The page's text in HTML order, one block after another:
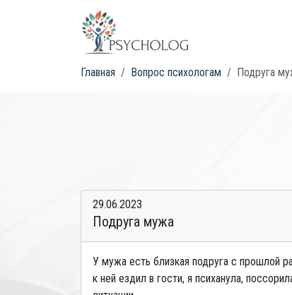
Главная Вопрос психологам Подруга
29.06.2023
Подруга мужа
У мужа есть близкая подруга с прошлой
к ней ездил в гости, я психанула,